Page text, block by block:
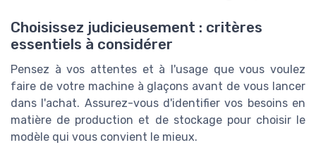
Choisissez judicieusement : critères
essentiels à considérer
Pensez à vos attentes et à l'usage que vous voulez
faire de votre machine à glaçons avant de vous lancer
dans l'achat. Assurez-vous d'identifier vos besoins en
matière de production et de stockage pour choisir le
modèle qui vous convient le mieux.